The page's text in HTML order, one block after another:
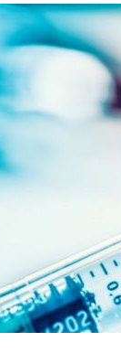
或按 ESC 关闭